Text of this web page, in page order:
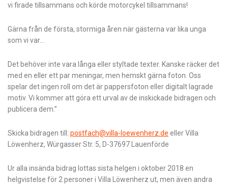
vi firade tillsammans och körde motorcykel tillsammans!
Gärna från de första, stormiga åren när gästerna var lika unga
som vi var…
Det behöver inte vara långa eller styltade texter. Kanske räcker det
med en eller ett par meningar, men hemskt gärna foton. Oss
spelar det ingen roll om det är pappersfoton eller digitalt lagrade
motiv. Vi kommer att göra ett urval av de inskickade bidragen och
publicera dem.”
Skicka bidragen till: postfach@villa-loewenherz.de eller Villa
Löwenherz, Würgasser Str. 5, D-37697 Lauenförde
Ur alla insända bidrag lottas sista helgen i oktober 2018 en
helgvistelse för 2 personer i Villa Löwenherz ut, men även andra